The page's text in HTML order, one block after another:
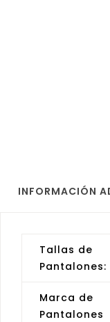
INFORMACIÓN
Tallas de
Pantalones:
Marca de
Pantalones